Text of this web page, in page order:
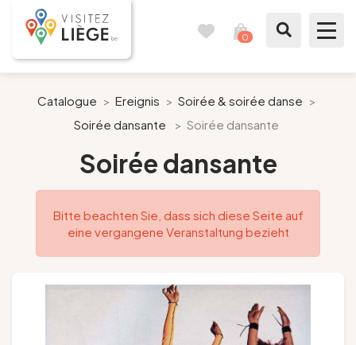
0
Wie ein Bürger von Lüttich
Meinen Aufenthalt vorbereiten
Unsere Vorschläge
Stadt Lüttich
Catalogue > Ereignis > Soirée & soirée danse >
Soirée dansante
> Soirée dansante
Soirée dansante
Bitte beachten Sie, dass sich diese Seite auf
eine vergangene Veranstaltung bezieht